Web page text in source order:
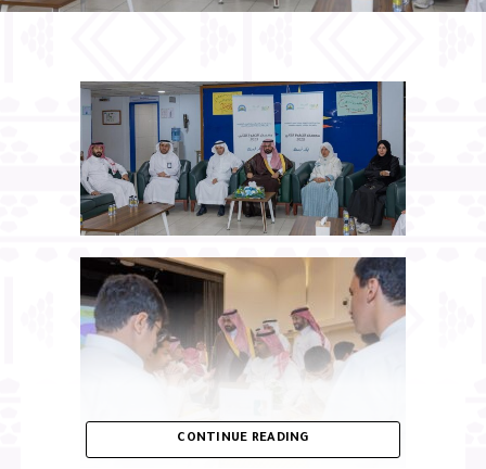
CONTINUE READING